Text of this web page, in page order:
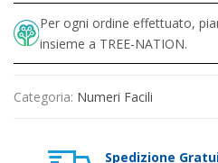
Per ogni ordine effettuato,
insieme a TREE-NATION.
Categoria: Numeri Facili
Spedizione